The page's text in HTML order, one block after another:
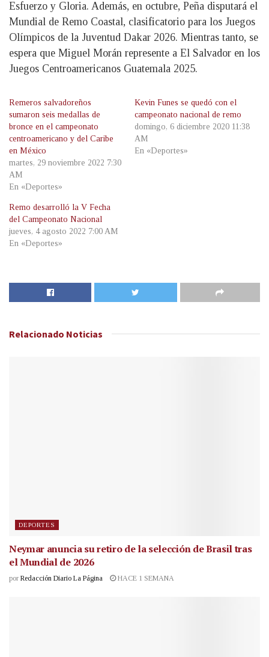
Esfuerzo y Gloria. Además, en octubre, Peña disputará el
Mundial de Remo Coastal, clasificatorio para los Juegos
Olímpicos de la Juventud Dakar 2026. Mientras tanto, se
espera que Miguel Morán represente a El Salvador en los
Juegos Centroamericanos Guatemala 2025.
Remeros salvadoreños
sumaron seis medallas de
bronce en el campeonato
centroamericano y del Caribe
en México
martes, 29 noviembre 2022 7:30
AM
En «Deportes»
Kevin Funes se quedó con el
campeonato nacional de remo
domingo, 6 diciembre 2020 11:38
AM
En «Deportes»
Remo desarrolló la V Fecha
del Campeonato Nacional
jueves, 4 agosto 2022 7:00 AM
En «Deportes»
Relacionado Noticias
DEPORTES
Neymar anuncia su retiro de la selección de Brasil tras
el Mundial de 2026
por Redacción Diario La Página HACE 1 SEMANA